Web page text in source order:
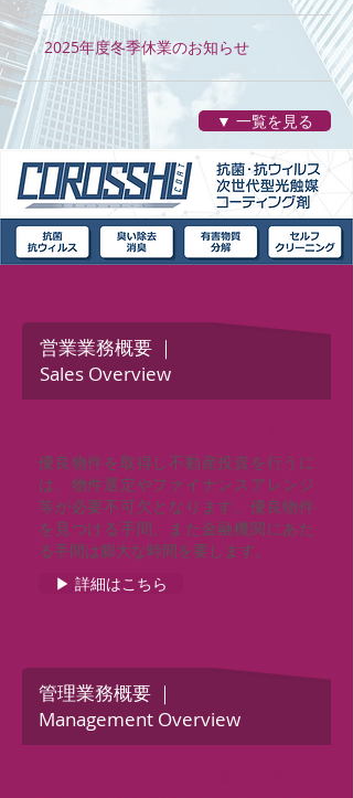
2025年度冬季休業のお知らせ
▼ 一覧を見る
営業業務概要 ｜
Sales Overview
優良物件を取得し不動産投資を行うに
は、物件選定やファイナンスアレンジ
等が必要不可欠となります。優良物件
を見つける手間、また金融機関にあた
る手間は膨大な時間を要します。
▶ 詳細はこちら
管理業務概要 ｜
Management Overview